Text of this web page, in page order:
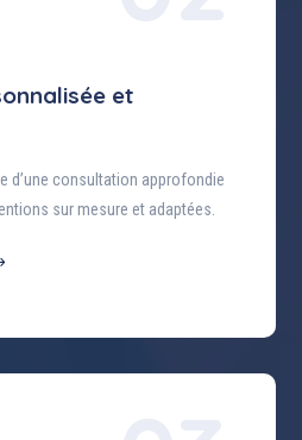
et
d’une consultation approfondie
sur mesure et adaptées.